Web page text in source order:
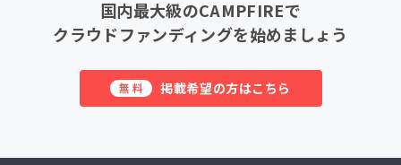
国内最大級のCAMPFIREで
クラウドファンディングを始めましょう
無料 掲載希望の方はこちら